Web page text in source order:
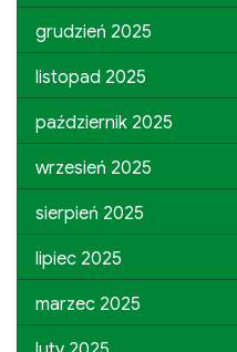
grudzień 2025
listopad 2025
październik 2025
wrzesień 2025
sierpień 2025
lipiec 2025
marzec 2025